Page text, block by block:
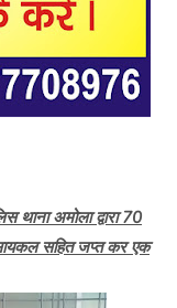
थाना अमोला द्वारा 70
सहित जप्त कर एक